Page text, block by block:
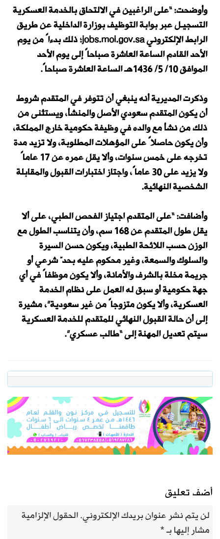
وأوضحت: “على الراغبين في الالتحاق بالخدمة العسكرية
التسجيـل عبر بوابة التوظيف بوزارة الداخلية عن طريق
الرابط الإلكتروني jobs.moi.gov.sa؛ ذلك بدءاً من يوم
الأحد القادم الساعة العاشرة صباحاً إلى يوم الأحد
الموافق 10/ 5/ 1436هـ الساعة العاشرة صباحاً.
وذكرت المديرية أنه ينبغي أن تتوفر في المتقدم شروط
أن يكون المتقدم سعودي الأصل والمنشأ، ويستثنى من
ذلك من نشأ مع والده في وظيفة حكومية خارج المملكة،
وأن يكون حاصلاً على المؤهلات المطلوبة، ولا تزيد مدة
تخرجه على خمس سنوات، وألا يقل عمره عن 17 عاماً
ولا يزيد على 30 عاماً، واجتاز اختبارات القبول والمقابلة
الشخصية النهائية.
وأضافت: “على المتقدم اجتياز الفحص الطبي، على ألا
يقل طول المتقدم عن 168 سم، وأن يتناسب الطول مع
الوزن حسب اللائحة الطبية، ويكون حسن السيرة
والسلوك والسمعة، وغير محكوم عليه بحدّ شرعي أو
جريمة مخلة بالشرف والأمانة، وألا يكون موظفاً في أي
جهة حكومية أو سبق له العمل على نظام الخدمة
العسكرية، وألا يكون متزوجاً من غير سعودية”، مشيرة
إلى أن حالة القبول النهائي للمتقدم للخدمة العسكرية
سيتم تعديل المهنة إلى “طالب عسكري”.
أضف تعليق
لن يتم نشر عنوان بريدك الإلكتروني.الحقول الإلزامية
مشار إليها بـ*